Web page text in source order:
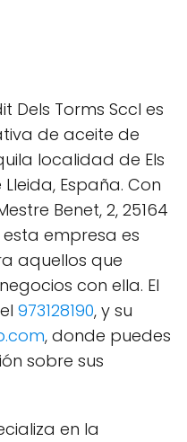
Dels Torms Sccl es
de aceite de
localidad de Els
España. Con
Benet, 2, 25164
esta empresa es
aquellos que
con ella. El
973128190, y su
, donde puedes
sobre sus
en la